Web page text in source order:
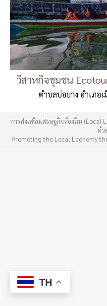
วิสาหกิจชุมชน
ตำบลบ่อยาง อำเภอ
การส่งเสริมเศรษฐกิจท้องถิ่น
ด้ว
Promoting the Local Economy
TH